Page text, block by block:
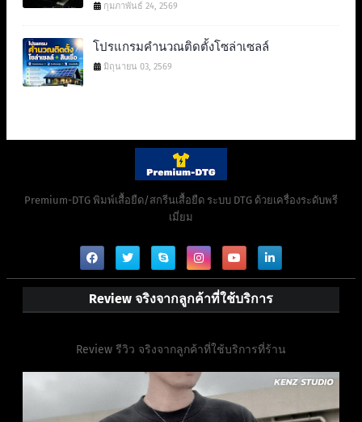
กุมภาพันธ์ 24, 2569
โปรแกรมคำนวณติดตั้งโซล่าเซลล์
มิถุนายน 03, 2569
Premium-DTG พิมพ์เสื้อยืด/สกรีนเสื้อยืด ระบบ DTG ด้วยเครื่องระดับพรี
เมี่ยม
Review จริงจากลูกค้าที่ใช้บริการ
Review รีวิว จริงจากลูกค้าที่ใช้บริการที่ร้าน